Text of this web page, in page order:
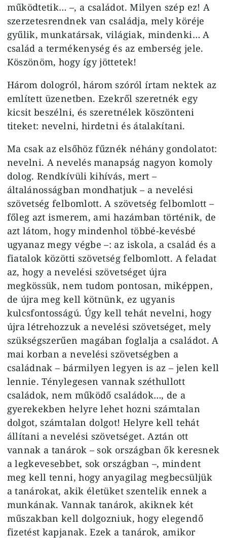
működtetik… –, a családot. Milyen szép ez! A
szerzetesrendnek van családja, mely köréje
gyűlik, munkatársak, világiak, mindenki… A
család a termékenység és az emberség jele.
Köszönöm, hogy így jöttetek!
Három dologról, három szóról írtam nektek az
említett üzenetben. Ezekről szeretnék egy
kicsit beszélni, és szeretnélek köszönteni
titeket: nevelni, hirdetni és átalakítani.
Ma csak az elsőhöz fűznék néhány gondolatot:
nevelni. A nevelés manapság nagyon komoly
dolog. Rendkívüli kihívás, mert –
általánosságban mondhatjuk – a nevelési
szövetség felbomlott. A szövetség felbomlott –
főleg azt ismerem, ami hazámban történik, de
azt látom, hogy mindenhol többé-kevésbé
ugyanaz megy végbe –: az iskola, a család és a
fiatalok közötti szövetség felbomlott. A feladat
az, hogy a nevelési szövetséget újra
megkössük, nem tudom pontosan, miképpen,
de újra meg kell kötnünk, ez ugyanis
kulcsfontosságú. Úgy kell tehát nevelni, hogy
újra létrehozzuk a nevelési szövetséget, mely
szükségszerűen magában foglalja a családot. A
mai korban a nevelési szövetségben a
családnak – bármilyen legyen is az – jelen kell
lennie. Ténylegesen vannak széthullott
családok, nem működő családok…, de a
gyerekekben helyre lehet hozni számtalan
dolgot, számtalan dolgot! Helyre kell tehát
állítani a nevelési szövetséget. Aztán ott
vannak a tanárok – sok országban ők keresnek
a legkevesebbet, sok országban –, mindent
meg kell tenni, hogy anyagilag megbecsüljük
a tanárokat, akik életüket szentelik ennek a
munkának. Vannak tanárok, akiknek két
műszakban kell dolgozniuk, hogy elegendő
fizetést kapjanak. Ezek a tanárok, amikor